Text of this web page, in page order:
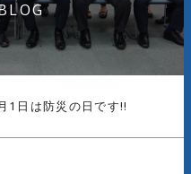
1日は防災の日です!!